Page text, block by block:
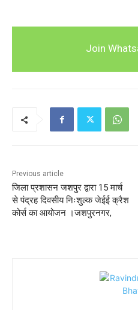
Join
Previous article
जिला प्रशासन जशपुर द्वारा 15 मार्च
से पंद्रह दिवसीय निःशुल्क जेईई क्रैश
कोर्स का आयोजन ।जशपुरनगर,